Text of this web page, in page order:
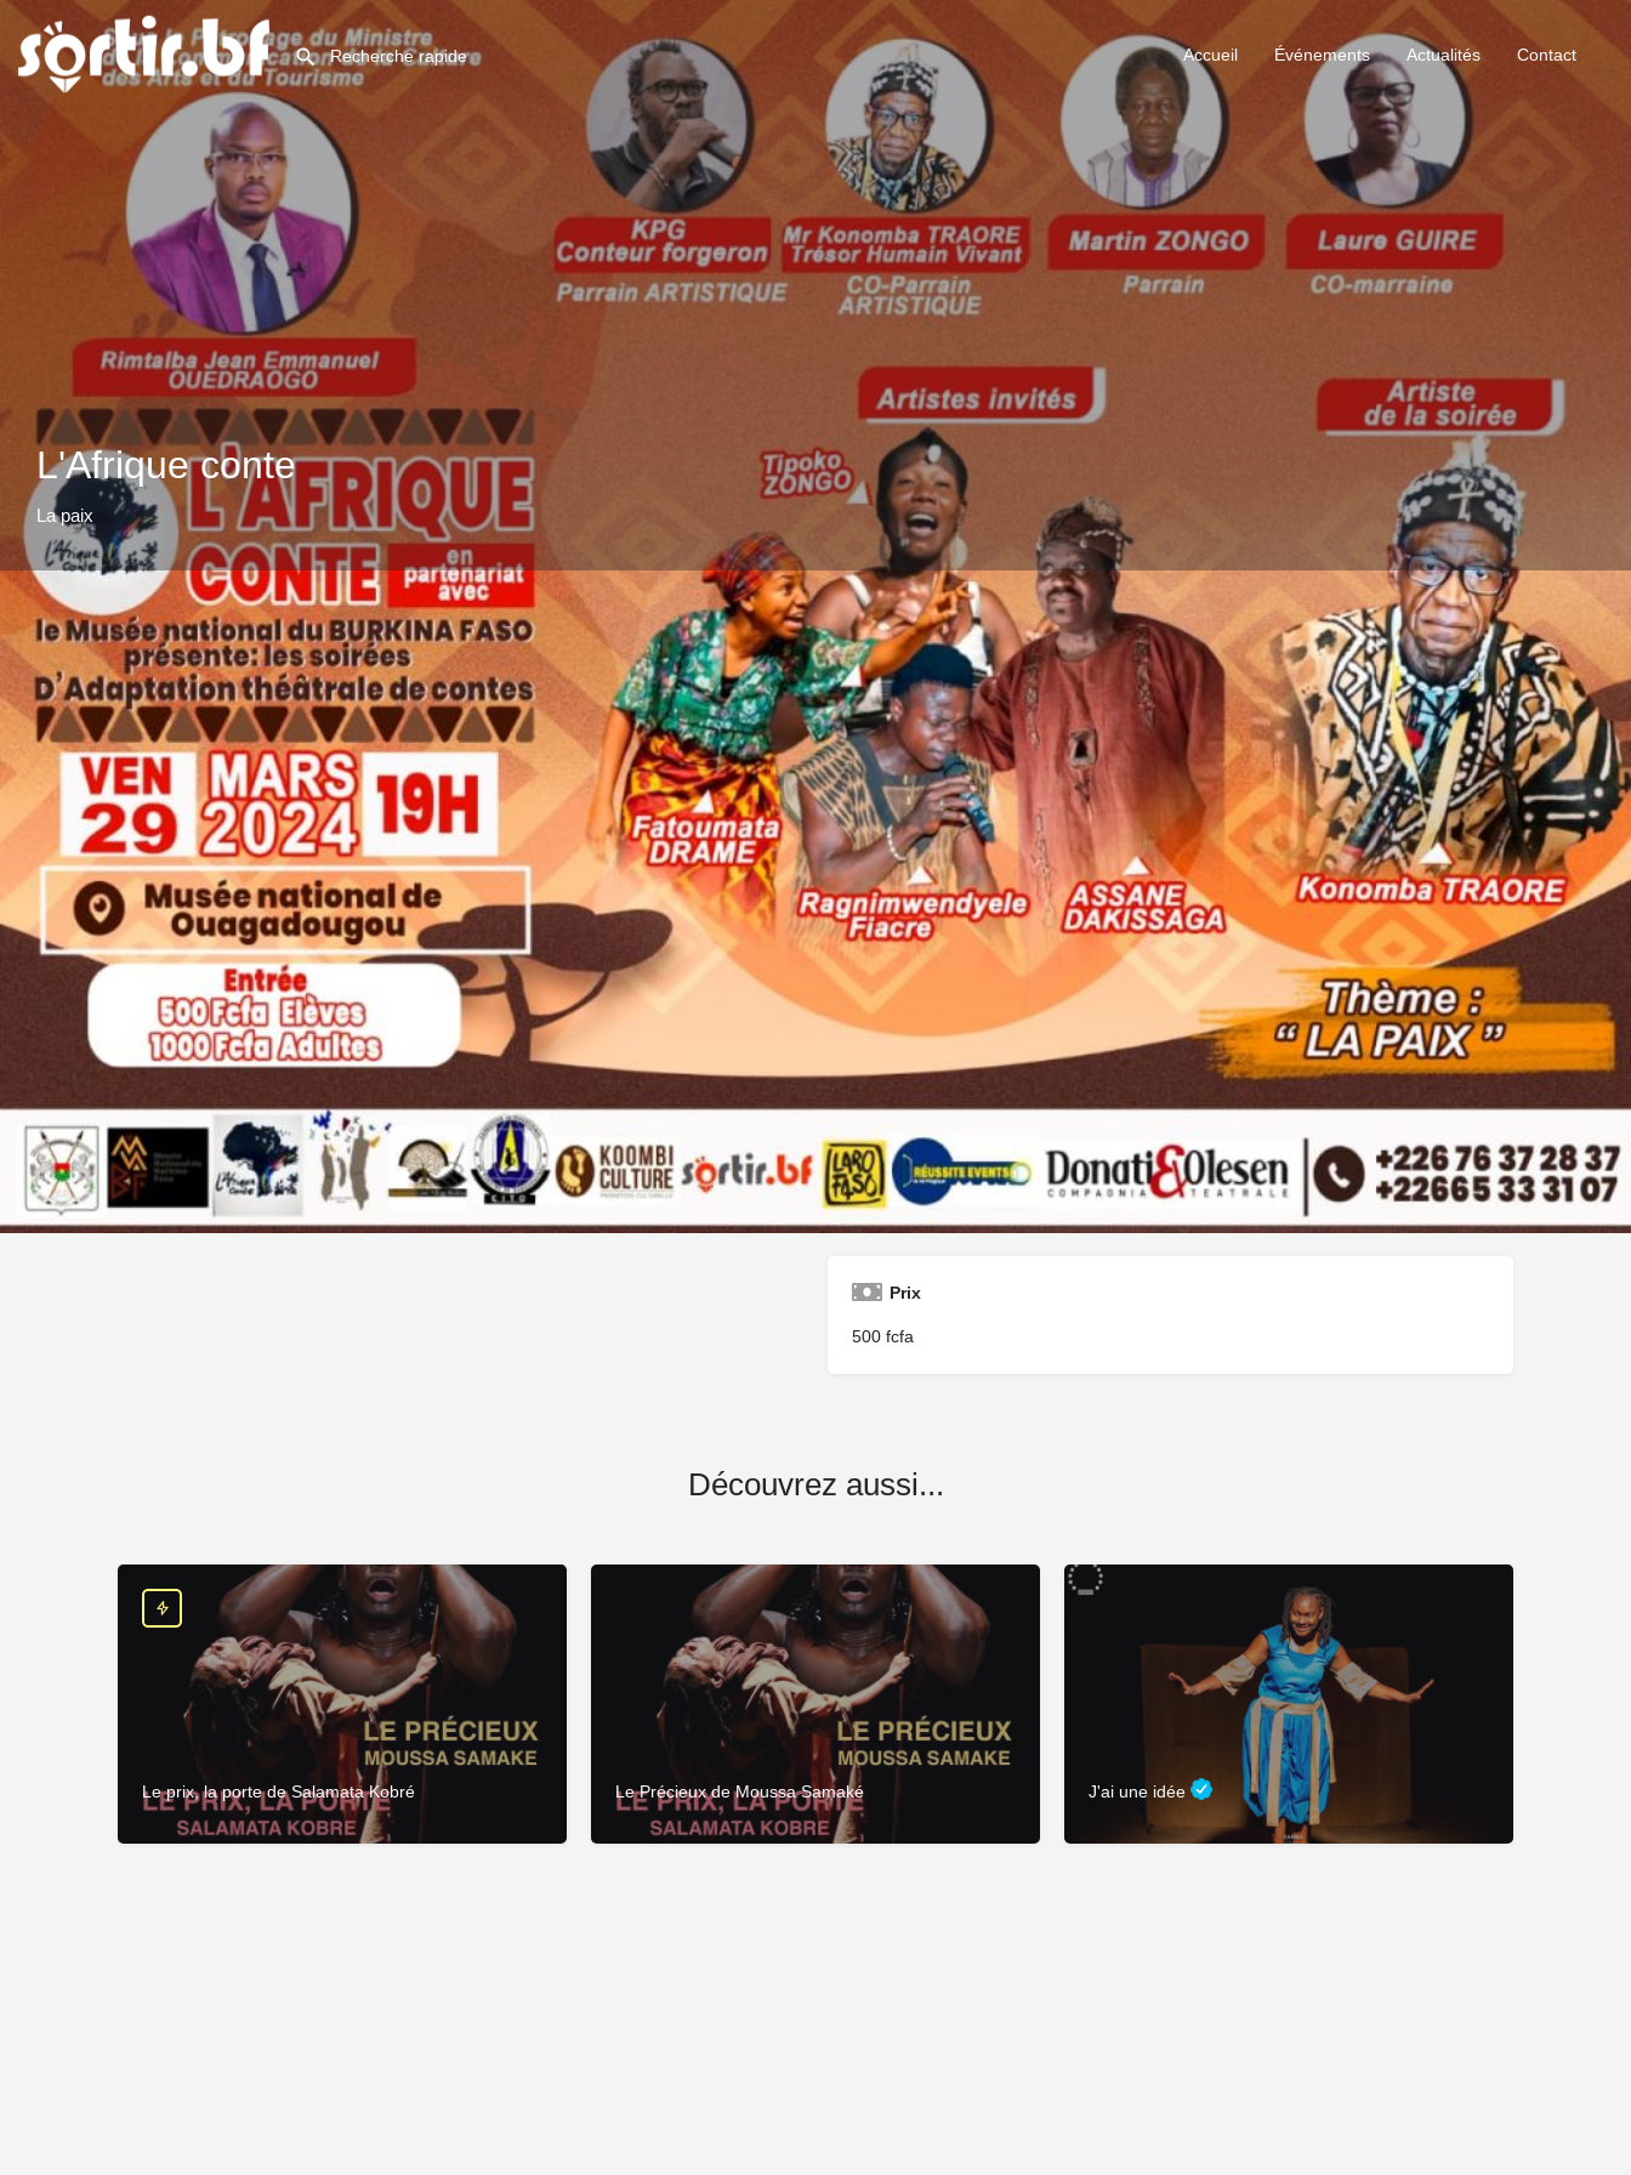
Accueil Événements Actualités Contact
L'Afrique conte
La paix
Détails Avis 0
Laisser un avis Ajouter aux favoris Partager Signaler
Description
Sous le patronage du Ministre de la Communication de la Culture des Arts et du
TourismeM.Rimtalba Jean Emmanuel OUEDRAOGO
L'Afrique conte en partenariat avec le musée national du BURKINA FASO,
présente:Les soirées d'adaptation théâtrale de contes
Type d'événement
Spectacle de conte
Prochaines dates
29 mars 2024 19:00 - 23:00
Musée National du Burkina Faso
Prix
500
Découvrez aussi...
Le prix, la porte de Salamata Kobré Le Précieux de Moussa Samaké J'ai une idée